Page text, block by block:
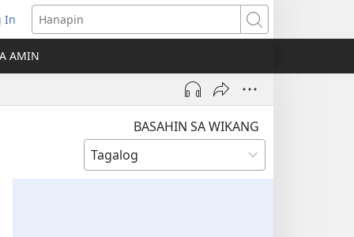
In
Hanapin
AMIN
BASAHIN SA WIKANG